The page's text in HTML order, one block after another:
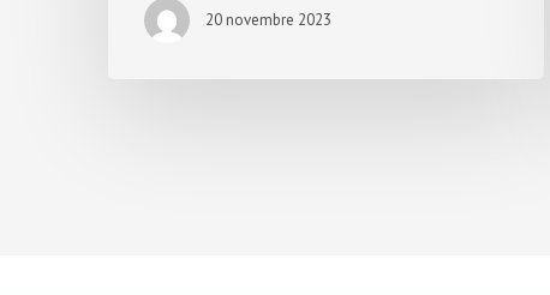
20 novembre 2023